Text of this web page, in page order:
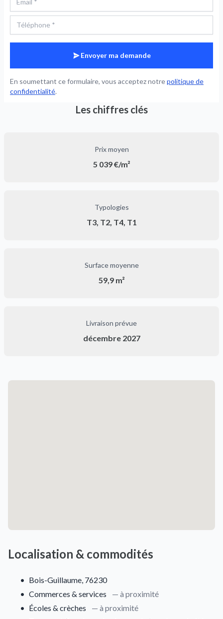
Envoyer ma demande
En soumettant ce formulaire, vous acceptez notrepolitique de
confidentialité.
Les chiffres clés
Prix moyen
5 039 €/m²
Typologies
T3, T2, T4, T1
Surface moyenne
59,9 m²
Livraison prévue
décembre 2027
Localisation & commodités
• Bois-Guillaume, 76230
• Commerces & services
— à proximité
• Écoles & crèches
— à proximité